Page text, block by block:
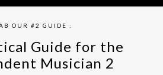
OUR #2 GUIDE :
Guide for the
Musician 2